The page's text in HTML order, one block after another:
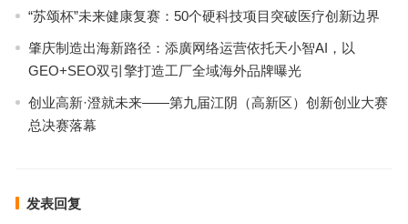
“苏颂杯”未来健康复赛：50个硬科技项目突破医疗创新边界
肇庆制造出海新路径：添廣网络运营依托天小智AI，以
GEO+SEO双引擎打造工厂全域海外品牌曝光
创业高新·澄就未来——第九届江阴（高新区）创新创业大赛
总决赛落幕
发表回复